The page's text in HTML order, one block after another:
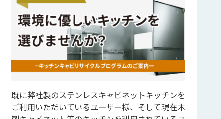
既に弊社製のステンレスキャビネットキッチンを
ご利用いただいているユーザー様、そして現在木